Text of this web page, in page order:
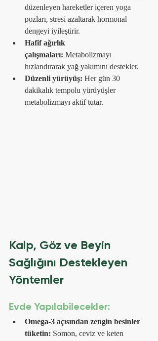
düzenleyen hareketler içeren yoga
pozları, stresi azaltarak hormonal
dengeyi iyileştirir.
Hafif ağırlık
çalışmaları: Metabolizmayı
hızlandırarak yağ yakımını destekler.
Düzenli yürüyüş: Her gün 30
dakikalık tempolu yürüyüşler
metabolizmayı aktif tutar.
Kalp, Göz ve Beyin
Sağlığını Destekleyen
Yöntemler
Evde Yapılabilecekler:
Omega-3 açısından zengin besinler
tüketin: Somon, ceviz ve keten